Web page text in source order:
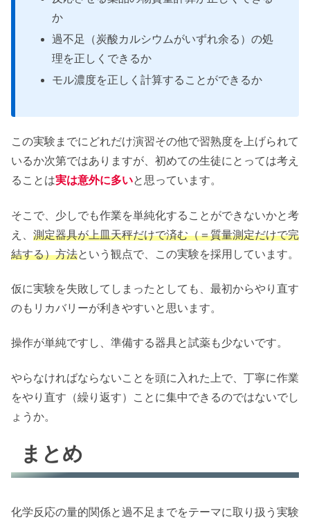
か
過不足（炭酸カルシウムがいずれ余る）の処
理を正しくできるか
モル濃度を正しく計算することができるか
この実験までにどれだけ演習その他で習熟度を上げられて
いるか次第ではありますが、初めての生徒にとっては考え
ることは実は意外に多いと思っています。
そこで、少しでも作業を単純化することができないかと考
え、 測定器具が上皿天秤だけで済む（＝質量測定だけで完
結する）方法という観点で、この実験を採用しています。
仮に実験を失敗してしまったとしても、最初からやり直す
のもリカバリーが利きやすいと思います。
操作が単純ですし、準備する器具と試薬も少ないです。
やらなければならないことを頭に入れた上で、丁寧に作業
をやり直す（繰り返す）ことに集中できるのではないでし
ょうか。
まとめ
化学反応の量的関係と過不足までをテーマに取り扱う実験